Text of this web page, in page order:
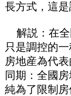
長方式，這是
解説：在全
只是調控的
房地産為代
同期：全國
純為了限制